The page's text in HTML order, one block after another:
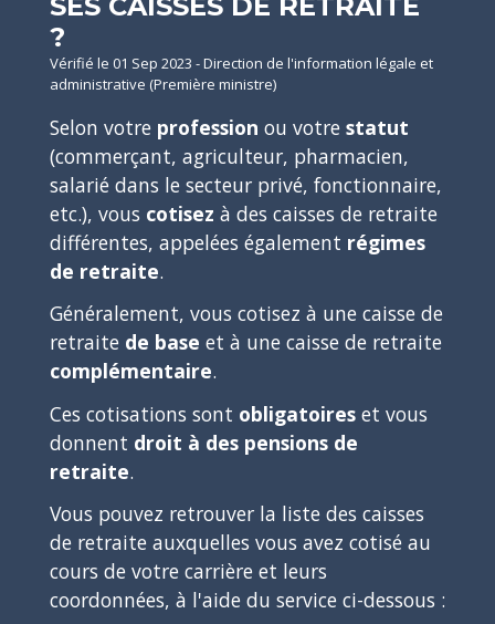
?
Vérifié le 01 Sep 2023 - Direction de l'information légale et
administrative (Première ministre)
Selon votre profession ou votre statut
(commerçant, agriculteur, pharmacien,
salarié dans le secteur privé, fonctionnaire,
etc.), vous cotisez à des caisses de retraite
différentes, appelées également régimes
de retraite.
Généralement, vous cotisez à une caisse de
retraite de base et à une caisse de retraite
complémentaire.
Ces cotisations sont obligatoires et vous
donnent droit à des pensions de
retraite.
Vous pouvez retrouver la liste des caisses
de retraite auxquelles vous avez cotisé au
cours de votre carrière et leurs
coordonnées, à l'aide du service ci-dessous :